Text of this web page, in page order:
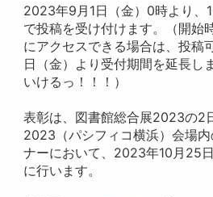
2023年9月1日（金）0時より、
で投稿を受け付けます。（開始
にアクセスできる場合は、投稿
日（金）より受付期間を延長し
いけるっ！！！）
表彰は、図書館総合展2023の2
2023（パシフィコ横浜）会場
ナーにおいて、2023年10月25
に行います。